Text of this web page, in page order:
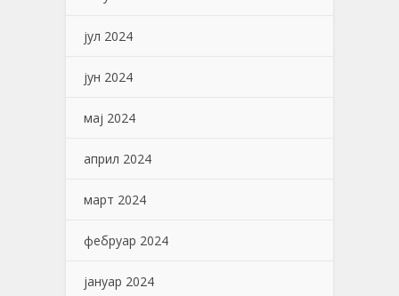
јул 2024
јун 2024
мај 2024
април 2024
март 2024
фебруар 2024
јануар 2024